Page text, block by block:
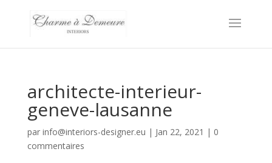
architecte-interieur-
geneve-lausanne
par info@interiors-designer.eu | Jan 22, 2021 | 0
commentaires